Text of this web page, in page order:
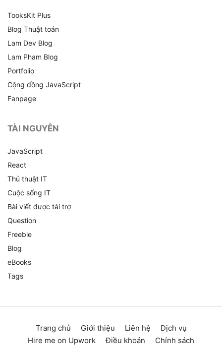
TooksKit Plus
Blog Thuật toán
Lam Dev Blog
Lam Pham Blog
Portfolio
Cộng đồng JavaScript
Fanpage
TÀI NGUYÊN
JavaScript
React
Thủ thuật IT
Cuộc sống IT
Bài viết được tài trợ
Question
Freebie
Blog
eBooks
Tags
Trang chủ Giới thiệu Liên hệ
Dịch vụ
Hire me on Upwork
Điều khoản Chính sách